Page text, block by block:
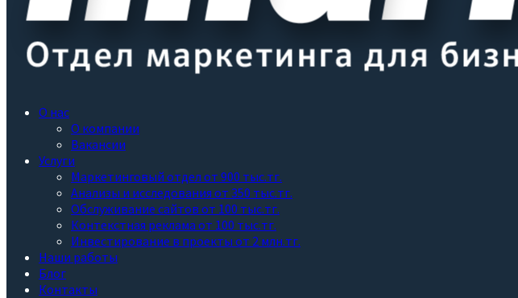
О нас
О компании
Вакансии
Услуги
Маркетинговый отдел от 900 тыс.тг.
Анализы и исследования от 350 тыс.тг.
Обслуживание сайтов от 100 тыс.тг.
Контекстная реклама от 100 тыс.тг.
Инвестирование в проекты от 2 млн.тг.
Наши работы
Блог
Контакты